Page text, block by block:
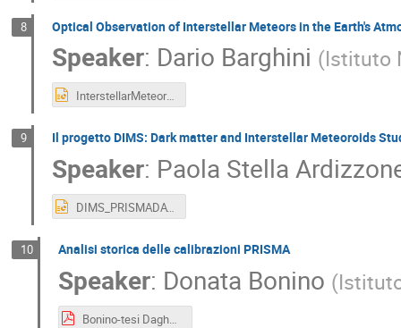
8 Optical Observation of Interstellar Meteors in the Earth's
Speaker: Dario Barghini (Istituto
InterstellarMeteors_PRISMADays2025.pptx
9 Il progetto DIMS: Dark matter and Interstellar Meteoroids
Speaker: Paola Stella
DIMS_PRISMADAYS_2025_A.pptx
10 Analisi storica delle calibrazioni PRISMA
Speaker: Donata Bonino (
Bonino-tesi Daghero.pdf